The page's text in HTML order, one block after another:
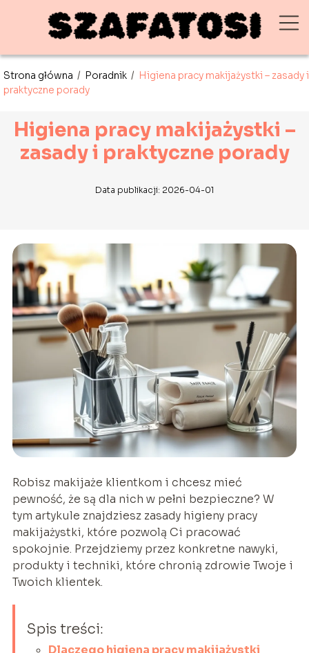
Strona główna / Poradnik / Higiena pracy makijażystki – zasady i
praktyczne porady
Higiena pracy makijażystki –
zasady i praktyczne porady
Data publikacji: 2026-04-01
Robisz makijaże klientkom i chcesz mieć
pewność, że są dla nich w pełni bezpieczne? W
tym artykule znajdziesz zasady higieny pracy
makijażystki, które pozwolą Ci pracować
spokojnie. Przejdziemy przez konkretne nawyki,
produkty i techniki, które chronią zdrowie Twoje i
Twoich klientek.
Spis treści: